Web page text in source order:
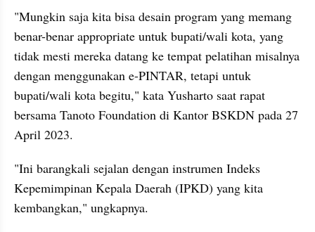
"Mungkin saja kita bisa desain program yang memang
benar-benar appropriate untuk bupati/wali kota, yang
tidak mesti mereka datang ke tempat pelatihan misalnya
dengan menggunakan e-PINTAR, tetapi untuk
bupati/wali kota begitu," kata Yusharto saat rapat
bersama Tanoto Foundation di Kantor BSKDN pada 27
April 2023.
"Ini barangkali sejalan dengan instrumen Indeks
Kepemimpinan Kepala Daerah (IPKD) yang kita
kembangkan," ungkapnya.